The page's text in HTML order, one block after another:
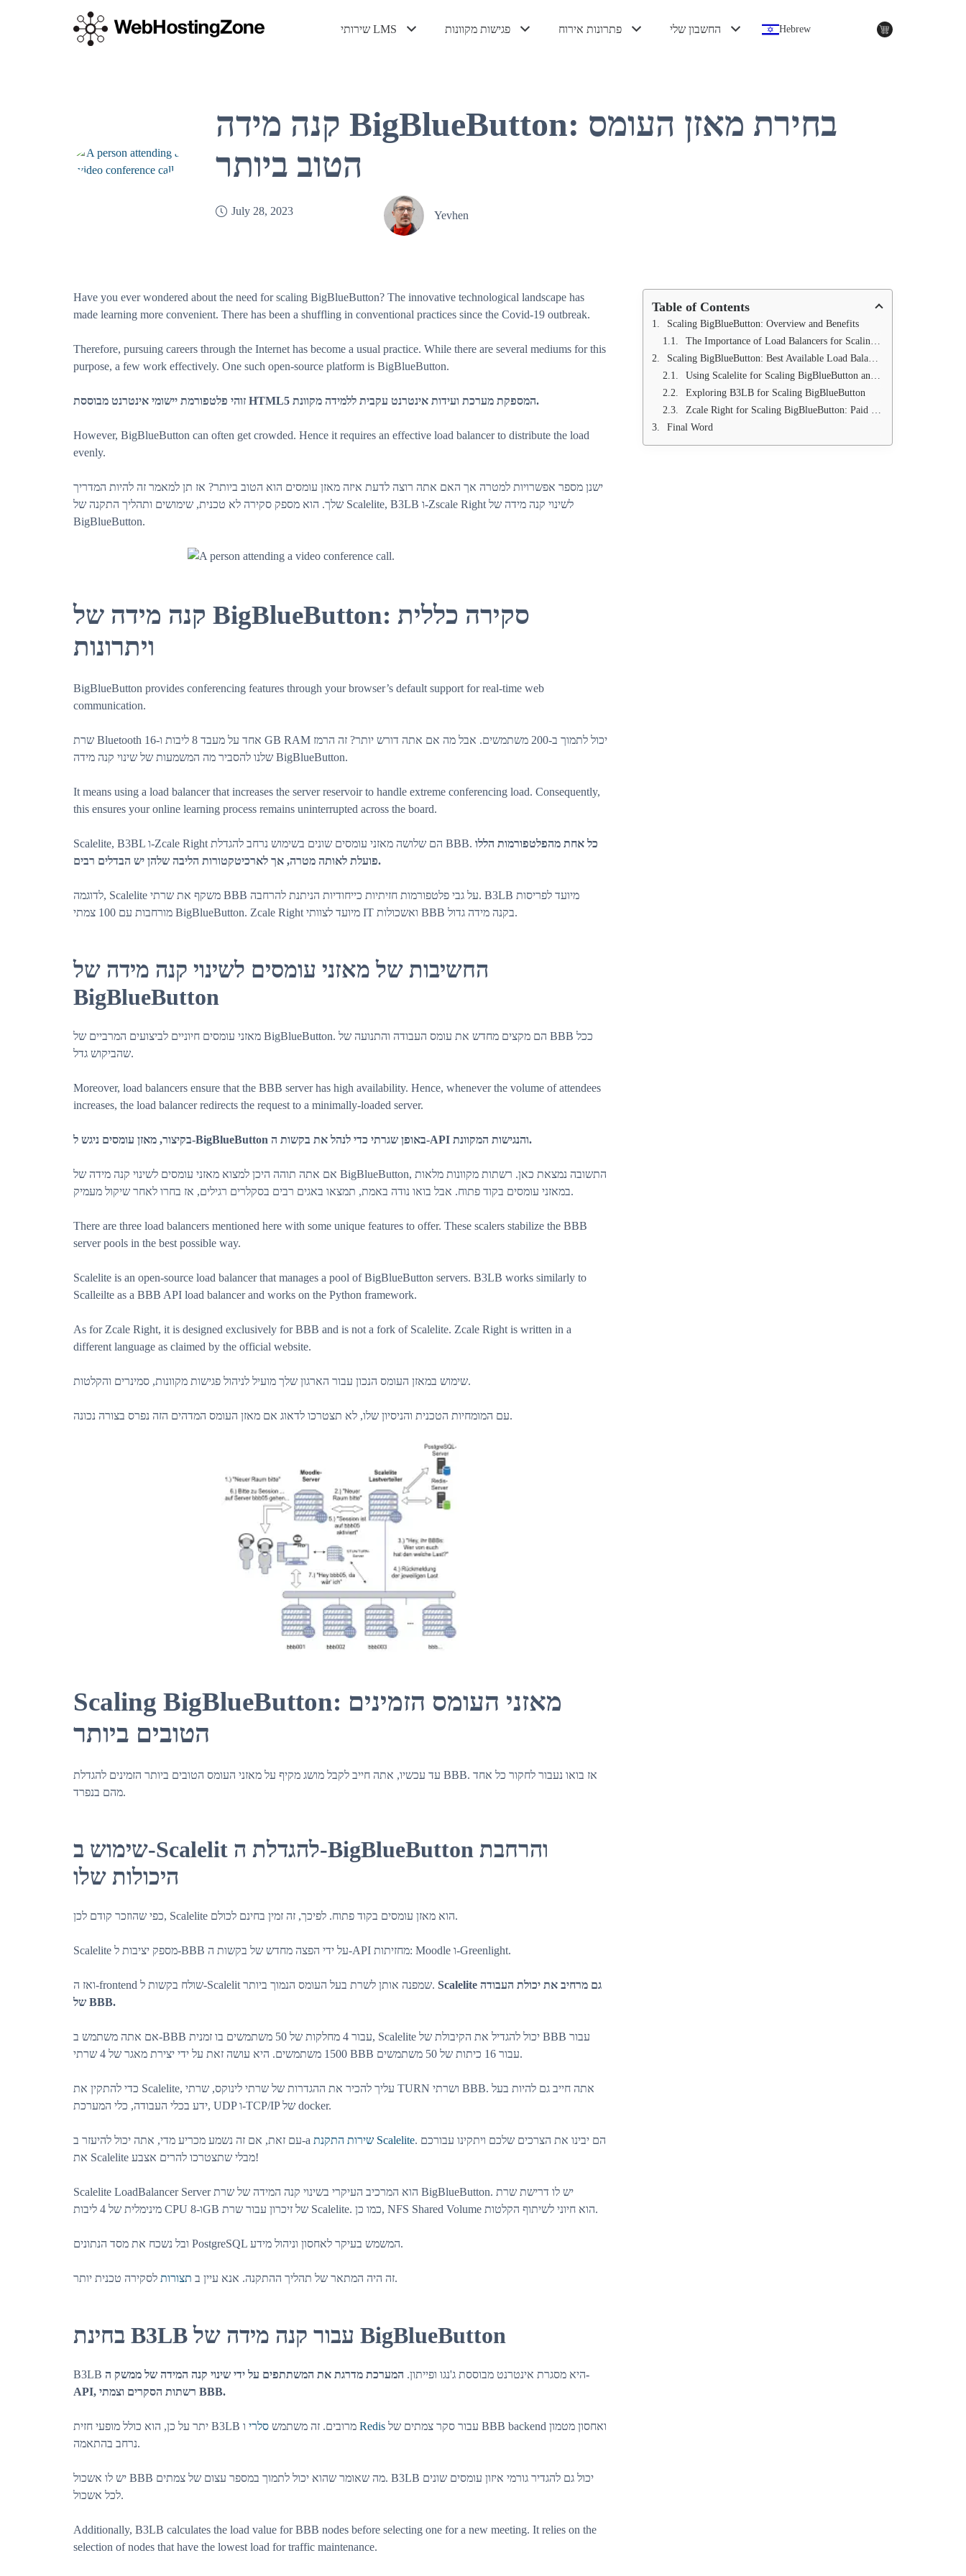
שירותי LMS פגישות מקוונות פתרונות אירוח החשבון שלי Hebrew
קנה מידה BigBlueButton: בחירת מאזן העומס
הטוב ביותר
July 28, 2023 Yevhen
Have you ever wondered about the need for scaling BigBlueButton? The innovative technological landscape has
made learning more convenient. There has been a shuffling in conventional practices since the Covid-19 outbreak.
Therefore, pursuing careers through the Internet has become a usual practice. While there are several mediums for this
purpose, a few work effectively. One such open-source platform is BigBlueButton.
זוהי פלטפורמת יישומי אינטרנט מבוססת HTML5 המספקת מערכת ועידות אינטרנט עקבית ללמידה מקוונת.
However, BigBlueButton can often get crowded. Hence it requires an effective load balancer to distribute the load
evenly.
ישנן מספר אפשרויות למטרה אך האם אתה רוצה לדעת איזה מאזן עומסים הוא הטוב ביותר? אז תן למאמר זה להיות המדריך
שלך. הוא מספק סקירה לא טכנית, שימושים ותהליך התקנה של Scalelite, B3LB ו-Zscale Right לשינוי קנה מידה של
BigBlueButton.
קנה מידה של BigBlueButton: סקירה כללית
ויתרונות
BigBlueButton provides conferencing features through your browser’s default support for real-time web
communication.
שרת Bluetooth אחד על מעבד 8 ליבות ו-16 GB RAM יכול לתמוך ב-200 משתמשים. אבל מה אם אתה דורש יותר? זה הרמז
שלנו להסביר מה המשמעות של שינוי קנה מידה BigBlueButton.
It means using a load balancer that increases the server reservoir to handle extreme conferencing load. Consequently,
this ensures your online learning process remains uninterrupted across the board.
Scalelite, B3BL ו-Zcale Right הם שלושה מאזני עומסים שונים בשימוש נרחב להגדלת BBB. כל אחת מהפלטפורמות הללו
פועלת לאותה מטרה, אך לארכיטקטורות הליבה שלהן יש הבדלים רבים.
לדוגמה, Scalelite משקף את שרתי BBB על גבי פלטפורמות חזיתיות כייחודיות הניתנת להרחבה. B3LB מיועד לפריסות
מורחבות עם 100 צמתי BigBlueButton. Zcale Right מיועד לצוותי IT ואשכולות BBB בקנה מידה גדול.
החשיבות של מאזני עומסים לשינוי קנה מידה של
BigBlueButton
מאזני עומסים חיוניים לביצועים המרביים של BigBlueButton. הם מקצים מחדש את עומס העבודה והתנועה של BBB ככל
שהביקוש גדל.
Moreover, load balancers ensure that the BBB server has high availability. Hence, whenever the volume of attendees
increases, the load balancer redirects the request to a minimally-loaded server.
בקיצור, מאזן עומסים ניגש ל-BigBlueButton באופן שגרתי כדי לנהל את בקשות ה-API והנגישות המקוונת.
אם אתה תוהה היכן למצוא מאזני עומסים לשינוי קנה מידה של BigBlueButton, התשובה נמצאת כאן. רשתות מקוונות מלאות
במאזני עומסים בקוד פתוח. אבל בואו נודה באמת, תמצאו באגים רבים בסקלרים רגילים, אז בחרו לאחר שיקול מעמיק.
There are three load balancers mentioned here with some unique features to offer. These scalers stabilize the BBB
server pools in the best possible way.
Scalelite is an open-source load balancer that manages a pool of BigBlueButton servers. B3LB works similarly to
Scalleilte as a BBB API load balancer and works on the Python framework.
As for Zcale Right, it is designed exclusively for BBB and is not a fork of Scalelite. Zcale Right is written in a
different language as claimed by the official website.
שימוש במאזן העומס הנכון עבור הארגון שלך מועיל לניהול פגישות מקוונות, סמינרים והקלטות.
עם המומחיות הטכנית והניסיון שלו, לא תצטרכו לדאוג אם מאזן העומס המדהים הזה נפרס בצורה נכונה.
Scaling BigBlueButton: מאזני העומס הזמינים
הטובים ביותר
עד עכשיו, אתה חייב לקבל מושג מקיף על מאזני העומס הטובים ביותר הזמינים להגדלת BBB. אז בואו נעבור לחקור כל אחד
מהם בנפרד.
שימוש ב-Scalelit להגדלת ה-BigBlueButton והרחבת
היכולות שלו
כפי שהוזכר קודם לכן, Scalelite הוא מאזן עומסים בקוד פתוח. לפיכך, זה זמין בחינם לכולם.
Scalelite מספק יציבות ל-BBB על ידי הפצה מחדש של בקשות ה-API מחזיתות: Moodle ו-Greenlight.
ואז ה-frontend שולח בקשות ל-Scalelit שמפנה אותן לשרת בעל העומס הנמוך ביותר. Scalelite גם מרחיב את יכולת העבודה
של BBB.
אם אתה משתמש ב-BBB עבור 4 מחלקות של 50 משתמשים בו זמנית, Scalelite יכול להגדיל את הקיבולת של BBB עבור
1500 משתמשים. היא עושה זאת על ידי יצירת מאגר של 4 שרתי BBB עבור 16 כיתות של 50 משתמשים.
כדי להתקין את Scalelite, עליך להכיר את ההגדרות של שרתי לינוקס, שרתי TURN ושרתי BBB. אתה חייב גם להיות בעל
ידע בכלי העבודה, כלי המערכת, UDP ו-TCP/IP של docker.
עם זאת, אם זה נשמע מכריע מדי, אתה יכול להיעזר ב-a שירות התקנת Scalelite. הם יבינו את הצרכים שלכם ויתקינו עבורכם
את Scalelite מבלי שתצטרכו להרים אצבע!
Scalelite LoadBalancer Server הוא המרכיב העיקרי בשינוי קנה המידה של שרת BigBlueButton. יש לו דרישת שרת
מינימלית של 4 ליבות CPU ו-8GB של זיכרון עבור שרת Scalelite. כמו כן, NFS Shared Volume הוא חיוני לשיתוף הקלטות.
ובל נשכח את מסד הנתונים PostgreSQL המשמש בעיקר לאחסון וניהול מידע.
זה היה המתאר של תהליך ההתקנה. אנא עיין ב תצורות לסקירה טכנית יותר.
בחינת B3LB עבור קנה מידה של BigBlueButton
B3LB היא מסגרת אינטרנט מבוססת ג'נגו ופייתון. המערכת מדרגת את המשתתפים על ידי שינוי קנה המידה של ממשק ה-
API, רשתות הסקרים וצמתי BBB.
יתר על כן, הוא כולל מופעי חזית B3LB מרובים. זה משתמש סלרי Redis
נרחב בהתאמה.
יש לו אשכול BBB מה שאומר שהוא יכול לתמוך במספר עצום של צמתים. B3LB יכול גם להגדיר גורמי איזון עומסים שונים
לכל אשכול.
Additionally, B3LB calculates the load value for BBB nodes before selecting one for a new meeting. It relies on the
selection of nodes that have the lowest load for traffic maintenance.
Table of Contents
Scaling BigBlueButton: Overview and Benefits
The Importance of Load Balancers for Scaling BigBlueButton
Scaling BigBlueButton: Best Available Load Balancers
Using Scalelite for Scaling BigBlueButton and Expanding Its Abilities
Exploring B3LB for Scaling BigBlueButton
Zcale Right for Scaling BigBlueButton: Paid But Reliable
Final Word